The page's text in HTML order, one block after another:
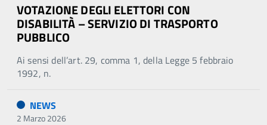
VOTAZIONE DEGLI ELETTORI CON
DISABILITÀ – SERVIZIO DI TRASPORTO
PUBBLICO
Ai sensi dell’art. 29, comma 1, della Legge 5 febbraio
1992, n.
NEWS
2 Marzo 2026